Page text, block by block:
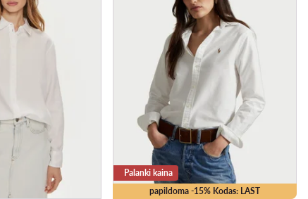
papildoma -15% Kodas: LAST
Palanki kaina